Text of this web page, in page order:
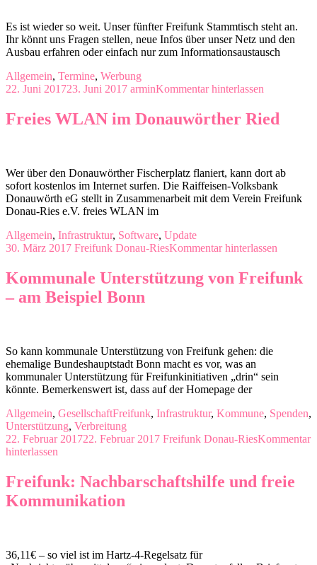
Es ist wieder so weit. Unser fünfter Freifunk Stammtisch steht an.
Ihr könnt uns Fragen stellen, neue Infos über unser Netz und den
Ausbau erfahren oder einfach nur zum Informationsaustausch
Allgemein, Termine, Werbung
22. Juni 201723. Juni 2017 arminKommentar hinterlassen
Freies WLAN im Donauwörther Ried
Wer über den Donauwörther Fischerplatz flaniert, kann dort ab
sofort kostenlos im Internet surfen. Die Raiffeisen-Volksbank
Donauwörth eG stellt in Zusammenarbeit mit dem Verein Freifunk
Donau-Ries e.V. freies WLAN im
Allgemein, Infrastruktur, Software, Update
30. März 2017 Freifunk Donau-RiesKommentar hinterlassen
Kommunale Unterstützung von Freifunk
– am Beispiel Bonn
So kann kommunale Unterstützung von Freifunk gehen: die
ehemalige Bundeshauptstadt Bonn macht es vor, was an
kommunaler Unterstützung für Freifunkinitiativen „drin“ sein
könnte. Bemerkenswert ist, dass auf der Homepage der
Allgemein, GesellschaftFreifunk, Infrastruktur, Kommune, Spenden,
Unterstützung, Verbreitung
22. Februar 201722. Februar 2017 Freifunk Donau-RiesKommentar
hinterlassen
Freifunk: Nachbarschaftshilfe und freie
Kommunikation
36,11€ – so viel ist im Hartz-4-Regelsatz für